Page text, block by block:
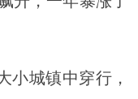
小城镇中穿行，